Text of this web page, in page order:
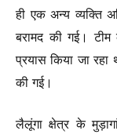
ही एक अन्य व्यक्ति
बरामद की गई। टीम
प्रयास किया जा
की गई।
लैलूंगा क्षेत्र के